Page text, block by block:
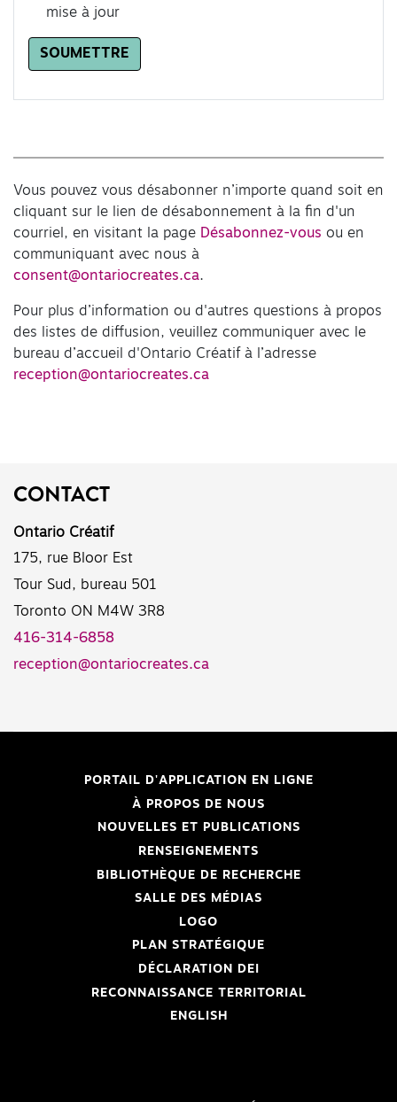
mise à jour
SOUMETTRE
Vous pouvez vous désabonner n’importe quand soit en
cliquant sur le lien de désabonnement à la fin d'un
courriel, en visitant la page Désabonnez-vous ou en
communiquant avec nous à
consent@ontariocreates.ca.
Pour plus d’information ou d'autres questions à propos
des listes de diffusion, veuillez communiquer avec le
bureau d’accueil d'Ontario Créatif à l’adresse
reception@ontariocreates.ca
CONTACT
Ontario Créatif
175, rue Bloor Est
Tour Sud, bureau 501
Toronto ON M4W 3R8
416-314-6858
reception@ontariocreates.ca
PORTAIL D'APPLICATION EN LIGNE
À PROPOS DE NOUS
NOUVELLES ET PUBLICATIONS
RENSEIGNEMENTS
BIBLIOTHÈQUE DE RECHERCHE
SALLE DES MÉDIAS
LOGO
PLAN STRATÉGIQUE
DÉCLARATION DEI
RECONNAISSANCE TERRITORIAL
ENGLISH